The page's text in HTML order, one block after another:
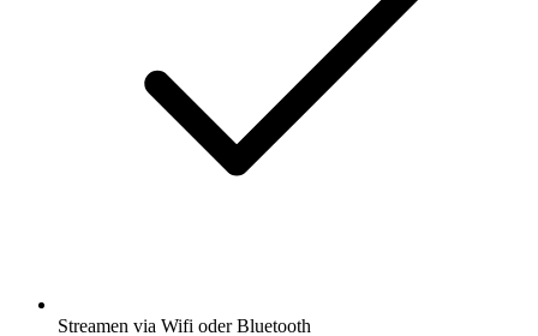
Streamen via Wifi oder Bluetooth